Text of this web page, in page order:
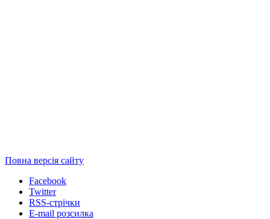
Повна версія сайту
Facebook
Twitter
RSS-стрічки
E-mail розсилка